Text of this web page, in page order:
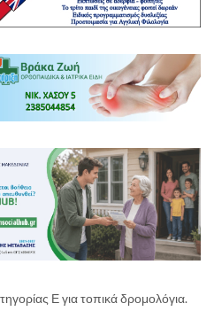
Ε για τοπικά δρομολόγια.